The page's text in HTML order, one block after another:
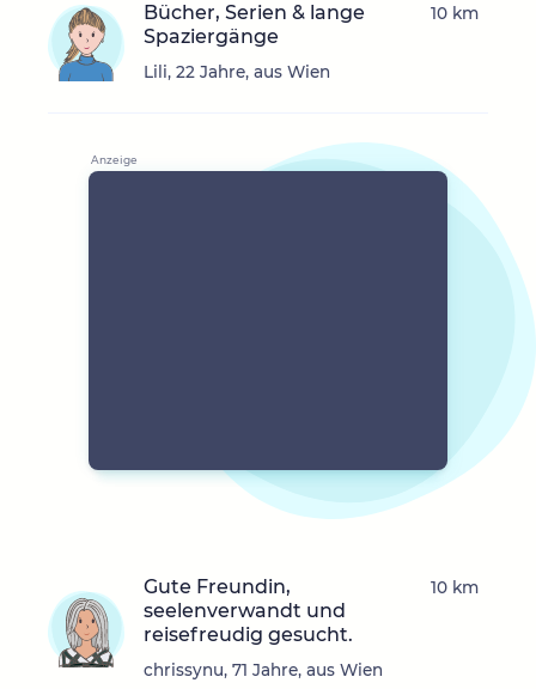
Bücher, Serien & lange
Spaziergänge
Lili, 22 Jahre, aus Wien
10 km
Gute Freundin,
seelenverwandt und
reisefreudig gesucht.
chrissynu, 71 Jahre, aus Wien
10 km